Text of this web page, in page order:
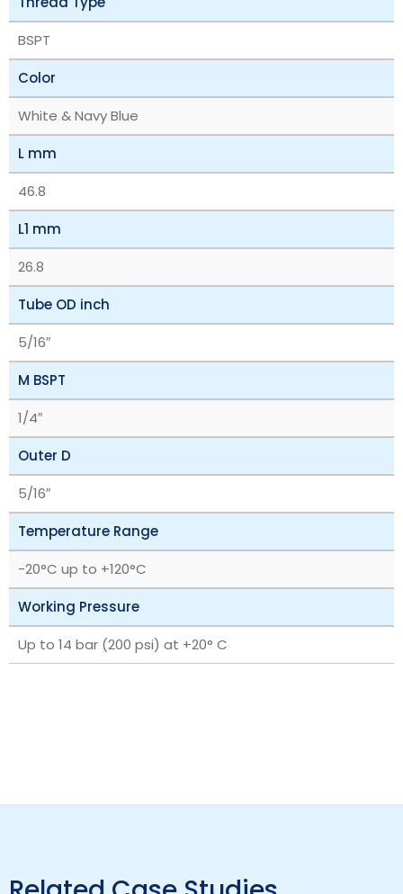
BSPT
Color
White & Navy Blue
L mm
46.8
L1 mm
26.8
Tube OD inch
5/16″
M BSPT
1/4″
Outer D
5/16″
Temperature Range
‎-20°C up to +120°C
Working Pressure
Up to 14 bar (200 psi) at +20° C